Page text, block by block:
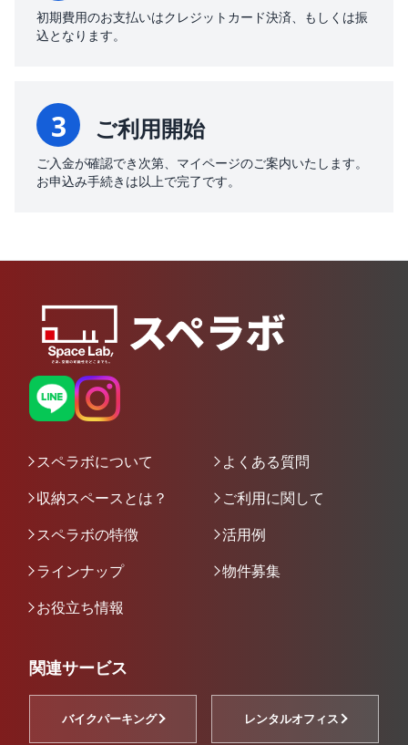
初期費用のお支払いはクレジットカード決済、もしくは振
込となります。
3 ご利用開始
ご入金が確認でき次第、マイページのご案内いたします。
お申込み手続きは以上で完了です。
スペラボについて
よくある質問
収納スペースとは？
ご利用に関して
スペラボの特徴
活用例
ラインナップ
物件募集
お役立ち情報
関連サービス
バイクパーキング レンタルオフィス